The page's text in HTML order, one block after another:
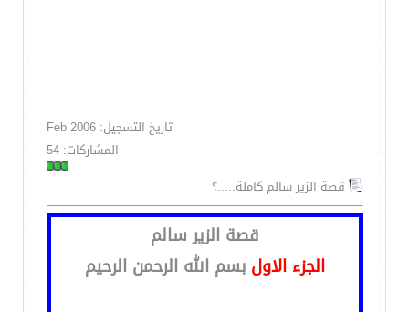
تاريخ التسجيل: Feb 2006
المشاركات: 54
قصة الزير سالم كاملة.....؟
قصة الزير سالم
الجزء الاول بسم الله الرحمن الرحيم